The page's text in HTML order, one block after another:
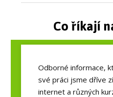
Co říkají
Odborné informace,
své práci jsme dříve
internet a různých